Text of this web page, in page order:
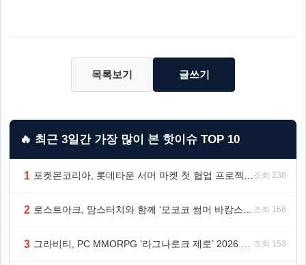
목록보기 글쓰기
🔥 최근 3일간 가장 많이 본 핫이슈 TOP 10
1 조회 238
2 조회 166
3 조회 153